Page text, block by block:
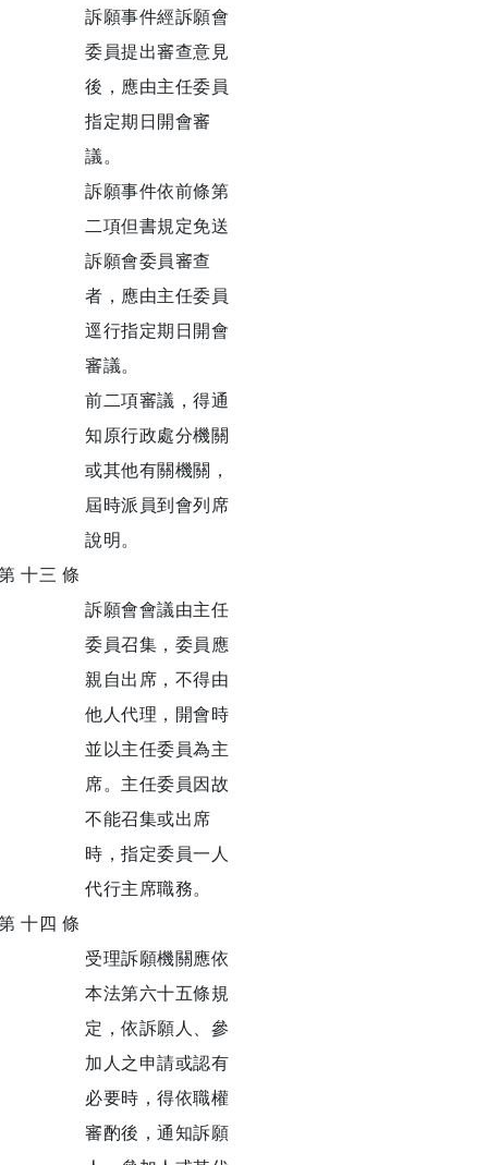
訴願事件經訴願會
委員提出審查意見
後，應由主任委員
指定期日開會審
議。
訴願事件依前條第
二項但書規定免送
訴願會委員審查
者，應由主任委員
逕行指定期日開會
審議。
前二項審議，得通
知原行政處分機關
或其他有關機關，
屆時派員到會列席
說明。
十三 條
訴願會會議由主任
委員召集，委員應
親自出席，不得由
他人代理，開會時
並以主任委員為主
席。主任委員因故
不能召集或出席
時，指定委員一人
代行主席職務。
十四 條
受理訴願機關應依
本法第六十五條規
定，依訴願人、參
加人之申請或認有
必要時，得依職權
審酌後，通知訴願